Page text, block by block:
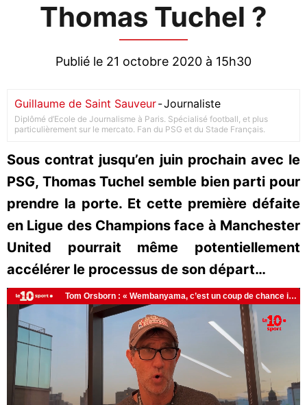
Thomas Tuchel ?
Publié le 21 octobre 2020 à 15h30
Guillaume de Saint Sauveur-Journaliste
Diplômé d’Ecole de Journalisme à Paris. Spécialisé football, et plus
particulièrement sur le mercato. Fan du PSG et du Stade Français.
Sous contrat jusqu’en juin prochain avec le
PSG, Thomas Tuchel semble bien parti pour
prendre la porte. Et cette première défaite
en Ligue des Champions face à Manchester
United pourrait même potentiellement
accélérer le processus de son départ…